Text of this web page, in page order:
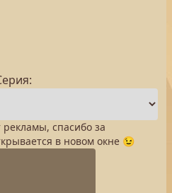
рекламы, спасибо за
в новом окне 😉